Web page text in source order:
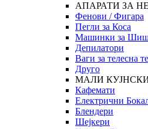
АПАРАТИ ЗА
Фенови / Фигара
Пегли за Коса
Машинки за
Депилатори
Ваги за телесна
Друго
МАЛИ
Кафемати
Електрични
Блендери
Шејкери